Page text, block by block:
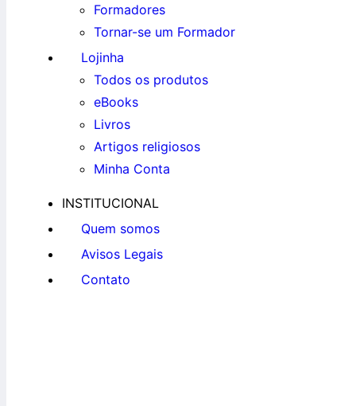
Formadores
Tornar-se um Formador
Lojinha
Todos os produtos
eBooks
Livros
Artigos religiosos
Minha Conta
INSTITUCIONAL
Quem somos
Avisos Legais
Contato